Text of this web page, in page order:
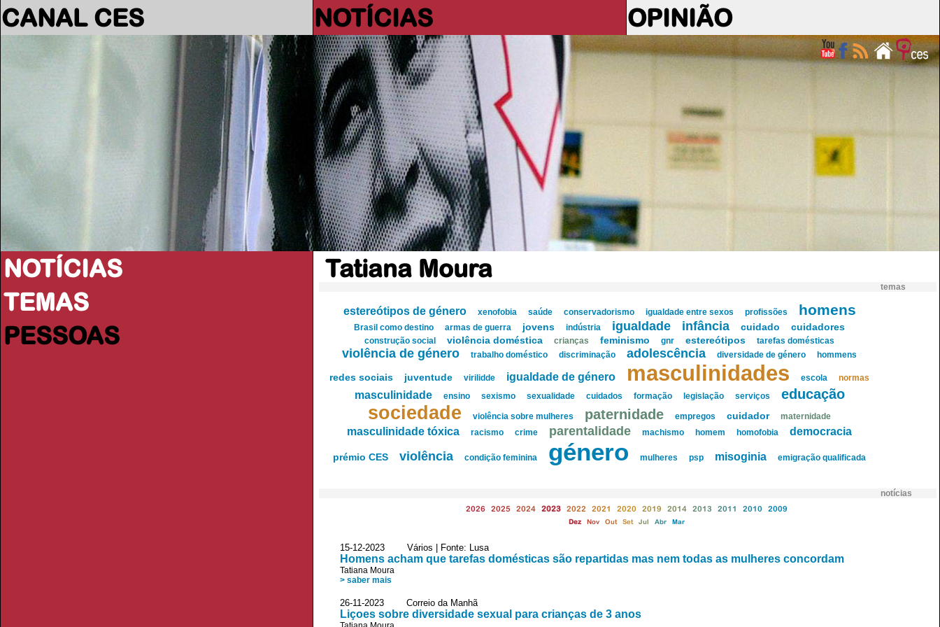
CANAL CES NOTÍCIAS OPINIÃO
NOTÍCIAS
TEMAS
PESSOAS
Tatiana Moura
temas
estereótipos de género xenofobia saúde conservadorismo igualdade entre sexos profissões homens
Brasil como destino armas de guerra jovens indústria igualdade infância cuidado cuidadores
construção social violência doméstica crianças feminismo gnr estereótipos tarefas domésticas
violência de género trabalho doméstico discriminação adolescência diversidade de género hommens
redes sociais juventude virilidde igualdade de género masculinidades escola normas
masculinidade ensino sexismo sexualidade cuidados formação legislação serviços educação
sociedade violência sobre mulheres paternidade empregos cuidador maternidade
masculinidade tóxica racismo crime parentalidade machismo homem homofobia democracia
prémio CES violência condição feminina género mulheres psp misoginia emigração qualificada
notícias
2026 2025 2024 2023 2022 2021 2020 2019 2014 2013 2011 2010 2009
Dez Nov Out Set Jul Abr Mar
15-12-2023 Vários | Fonte: Lusa
Homens acham que tarefas domésticas são repartidas mas nem todas as mulheres concordam
Tatiana Moura
> saber mais
26-11-2023 Correio da Manhã
Liçoes sobre diversidade sexual para crianças de 3 anos